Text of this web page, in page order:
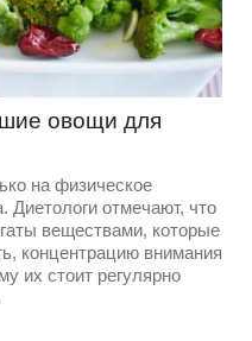
овощи для
на физическое
Диетологи отмечают, что
веществами, которые
концентрацию внимания
их стоит регулярно